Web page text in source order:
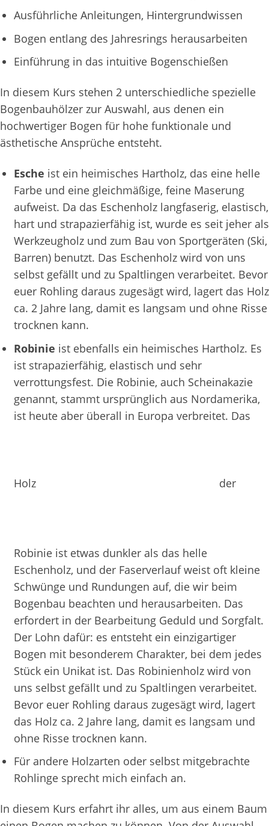
Ausführliche Anleitungen, Hintergrundwissen
Bogen entlang des Jahresrings herausarbeiten
Einführung in das intuitive Bogenschießen
In diesem Kurs stehen 2 unterschiedliche spezielle
Bogenbauhölzer zur Auswahl, aus denen ein
hochwertiger Bogen für hohe funktionale und
ästhetische Ansprüche entsteht.
Esche ist ein heimisches Hartholz, das eine helle
Farbe und eine gleichmäßige, feine Maserung
aufweist. Da das Eschenholz langfaserig, elastisch,
hart und strapazierfähig ist, wurde es seit jeher als
Werkzeugholz und zum Bau von Sportgeräten (Ski,
Barren) benutzt. Das Eschenholz wird von uns
selbst gefällt und zu Spaltlingen verarbeitet. Bevor
euer Rohling daraus zugesägt wird, lagert das Holz
ca. 2 Jahre lang, damit es langsam und ohne Risse
trocknen kann.
Robinie ist ebenfalls ein heimisches Hartholz. Es
ist strapazierfähig, elastisch und sehr
verrottungsfest. Die Robinie, auch Scheinakazie
genannt, stammt ursprünglich aus Nordamerika,
ist heute aber überall in Europa verbreitet. Das
Holz der
Robinie ist etwas dunkler als das helle
Eschenholz, und der Faserverlauf weist oft kleine
Schwünge und Rundungen auf, die wir beim
Bogenbau beachten und herausarbeiten. Das
erfordert in der Bearbeitung Geduld und Sorgfalt.
Der Lohn dafür: es entsteht ein einzigartiger
Bogen mit besonderem Charakter, bei dem jedes
Stück ein Unikat ist. Das Robinienholz wird von
uns selbst gefällt und zu Spaltlingen verarbeitet.
Bevor euer Rohling daraus zugesägt wird, lagert
das Holz ca. 2 Jahre lang, damit es langsam und
ohne Risse trocknen kann.
Für andere Holzarten oder selbst mitgebrachte
Rohlinge sprecht mich einfach an.
In diesem Kurs erfahrt ihr alles, um aus einem Baum